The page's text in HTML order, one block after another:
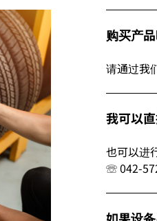
购买产
请通过我
我可以
也可以进
☏ 042-